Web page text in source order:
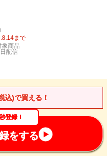
まで
象商品
配信
込)で買える！
登録！
をする